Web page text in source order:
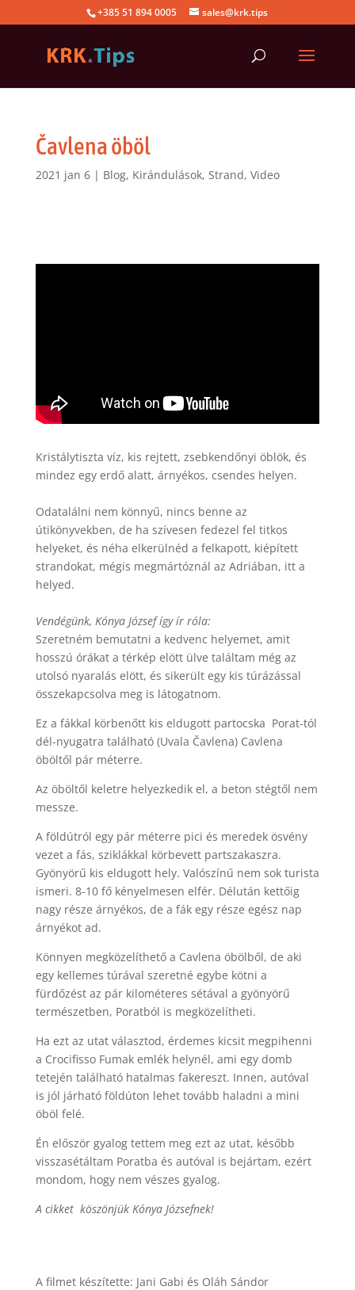
+385 51 894 0005 sales@krk.tips
Čavlena öböl
2021 jan 6| Blog, Kirándulások, Strand, Video
Kristálytiszta víz, kis rejtett, zsebkendőnyi öblök, és
mindez egy erdő alatt, árnyékos, csendes helyen.
Odatalálni nem könnyű, nincs benne az
útikönyvekben, de ha szívesen fedezel fel titkos
helyeket, és néha elkerülnéd a felkapott, kiépített
strandokat, mégis megmártóznál az Adriában, itt a
helyed.
Vendégünk, Kónya József így ír róla:
Szeretném bemutatni a kedvenc helyemet, amit
hosszú órákat a térkép elött ülve találtam még az
utolsó nyaralás elött, és sikerült egy kis túrázással
összekapcsolva meg is látogatnom.
Ez a fákkal körbenőtt kis eldugott partocska Porat-tól
dél-nyugatra található (Uvala Čavlena) Cavlena
öböltől pár méterre.
Az öböltől keletre helyezkedik el, a beton stégtől nem
messze.
A földútról egy pár méterre pici és meredek ösvény
vezet a fás, sziklákkal körbevett partszakaszra.
Gyönyörű kis eldugott hely. Valószínű nem sok turista
ismeri. 8-10 fő kényelmesen elfér. Délután kettőig
nagy része árnyékos, de a fák egy része egész nap
árnyékot ad.
Könnyen megközelíthető a Cavlena öbölből, de aki
egy kellemes túrával szeretné egybe kötni a
fürdőzést az pár kilométeres sétával a gyönyörű
természetben, Poratból is megközelítheti.
Ha ezt az utat választod, érdemes kicsit megpihenni
a Crocifisso Fumak emlék helynél, ami egy domb
tetején található hatalmas fakereszt. Innen, autóval
is jól járható földúton lehet tovább haladni a mini
öböl felé.
Én először gyalog tettem meg ezt az utat, később
visszasétáltam Poratba és autóval is bejártam, ezért
mondom, hogy nem vészes gyalog.
A cikket köszönjük Kónya Józsefnek!
A filmet készítette: Jani Gabi és Oláh Sándor